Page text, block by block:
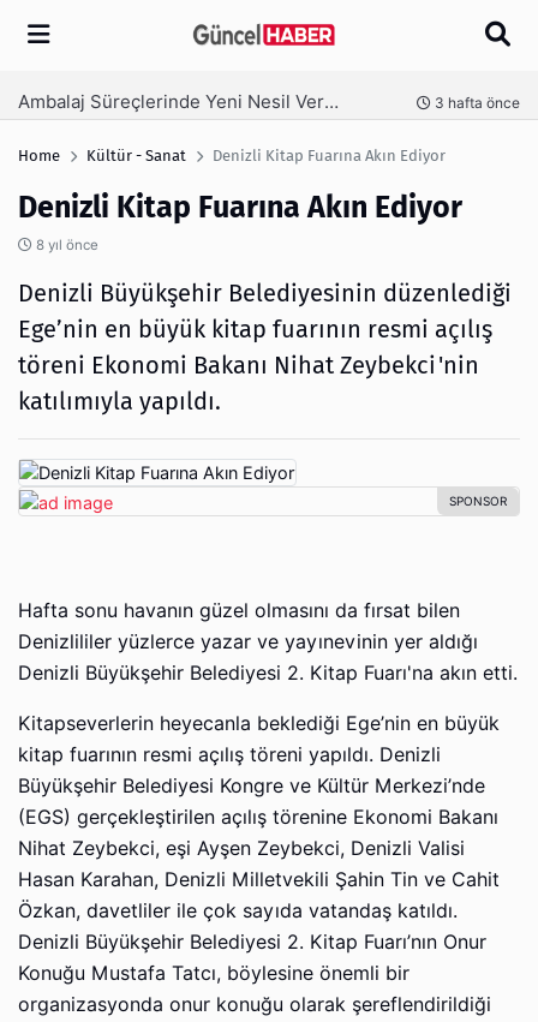
Arama
Ambalaj Süreçlerinde Yeni Nesil Verimliliği Olimpack ile Yakalayın 3 hafta önce
Home Kültür - Sanat Denizli Kitap Fuarına Akın Ediyor
Denizli Kitap Fuarına Akın Ediyor
8 yıl önce
Denizli Büyükşehir Belediyesinin düzenlediği
Ege’nin en büyük kitap fuarının resmi açılış
töreni Ekonomi Bakanı Nihat Zeybekci'nin
katılımıyla yapıldı.
Hafta sonu havanın güzel olmasını da fırsat bilen
Denizlililer yüzlerce yazar ve yayınevinin yer aldığı
Denizli Büyükşehir Belediyesi 2. Kitap Fuarı'na akın etti.
Kitapseverlerin heyecanla beklediği Ege’nin en büyük
kitap fuarının resmi açılış töreni yapıldı. Denizli
Büyükşehir Belediyesi Kongre ve Kültür Merkezi’nde
(EGS) gerçekleştirilen açılış törenine Ekonomi Bakanı
Nihat Zeybekci, eşi Ayşen Zeybekci, Denizli Valisi
Hasan Karahan, Denizli Milletvekili Şahin Tin ve Cahit
Özkan, davetliler ile çok sayıda vatandaş katıldı.
Denizli Büyükşehir Belediyesi 2. Kitap Fuarı’nın Onur
Konuğu Mustafa Tatcı, böylesine önemli bir
organizasyonda onur konuğu olarak şereflendirildiği